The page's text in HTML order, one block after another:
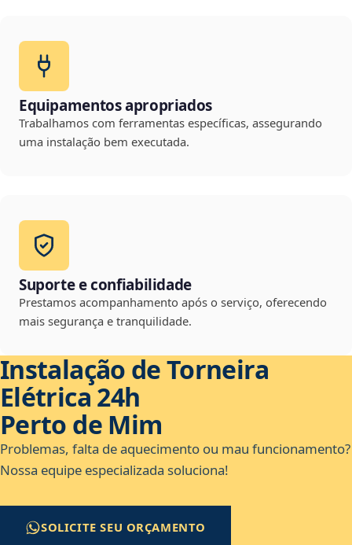
Equipamentos apropriados
Trabalhamos com ferramentas específicas, assegurando
uma instalação bem executada.
Suporte e confiabilidade
Prestamos acompanhamento após o serviço, oferecendo
mais segurança e tranquilidade.
Instalação de Torneira
Elétrica 24h
Perto de Mim
Problemas, falta de aquecimento ou mau funcionamento?
Nossa equipe especializada soluciona!
SOLICITE SEU ORÇAMENTO